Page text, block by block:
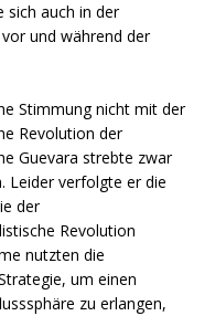
sich auch in der
und während der
Stimmung nicht mit der
Revolution der
Guevara strebte zwar
Leider verfolgte er die
der
Revolution
nutzten die
um einen
zu erlangen,